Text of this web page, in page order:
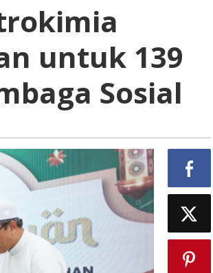
untuk 139
Sosial